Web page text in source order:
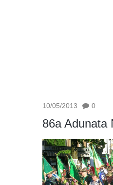
10/05/2013 0
86a Adunata